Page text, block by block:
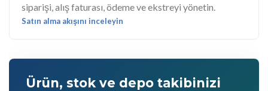
siparişi, alış faturası, ödeme ve ekstreyi yönetin.
Satın alma akışını inceleyin
Ürün, stok ve depo takibinizi